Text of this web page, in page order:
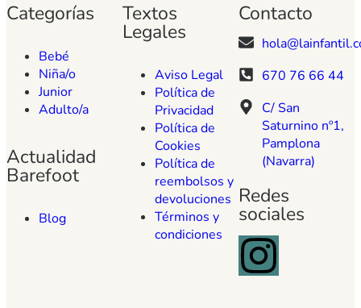
Categorías
Bebé
Niña/o
Junior
Adulto/a
Actualidad
Barefoot
Blog
Textos
Legales
Aviso Legal
Política de
Privacidad
Política de
Cookies
Política de
reembolsos y
devoluciones
Términos y
condiciones
Contacto
670 76 66 44
C/ San
Saturnino nº1,
Pamplona
(Navarra)
Redes
sociales